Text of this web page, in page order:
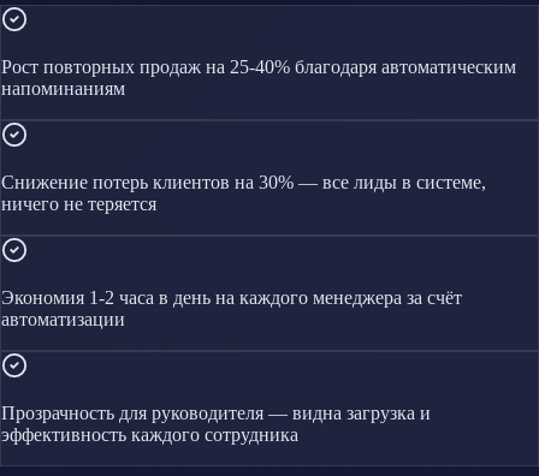
Рост повторных продаж на 25-40% благодаря автоматическим
напоминаниям
Снижение потерь клиентов на 30% — все лиды в системе,
ничего не теряется
Экономия 1-2 часа в день на каждого менеджера за счёт
автоматизации
Прозрачность для руководителя — видна загрузка и
эффективность каждого сотрудника